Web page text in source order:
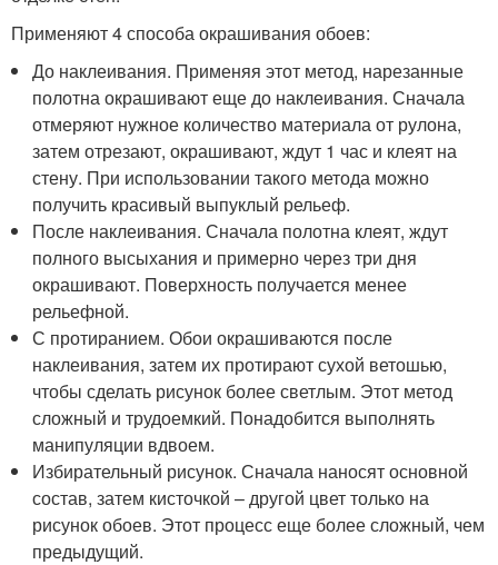
Применяют 4 способа окрашивания обоев:
До наклеивания. Применяя этот метод, нарезанные
полотна окрашивают еще до наклеивания. Сначала
отмеряют нужное количество материала от рулона,
затем отрезают, окрашивают, ждут 1 час и клеят на
стену. При использовании такого метода можно
получить красивый выпуклый рельеф.
После наклеивания. Сначала полотна клеят, ждут
полного высыхания и примерно через три дня
окрашивают. Поверхность получается менее
рельефной.
С протиранием. Обои окрашиваются после
наклеивания, затем их протирают сухой ветошью,
чтобы сделать рисунок более светлым. Этот метод
сложный и трудоемкий. Понадобится выполнять
манипуляции вдвоем.
Избирательный рисунок. Сначала наносят основной
состав, затем кисточкой – другой цвет только на
рисунок обоев. Этот процесс еще более сложный, чем
предыдущий.